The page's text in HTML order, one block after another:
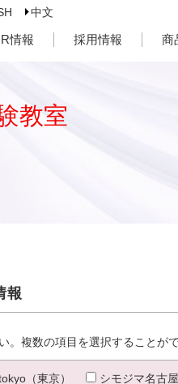
中文
情報 採用情報 商
教室
報
複数の項目を選択することがで
（東京） シモジマ名古